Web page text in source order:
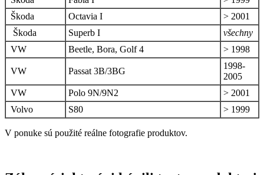
Škoda
Octavia I
> 2001
Škoda
Superb I
všechny
VW
Beetle, Bora, Golf 4 > 1998
VW Passat 3B/3BG
1998-
2005
VW
Polo 9N/9N2
> 2001
Volvo
S80 > 1999
V ponuke sú použité reálne fotografie produktov.